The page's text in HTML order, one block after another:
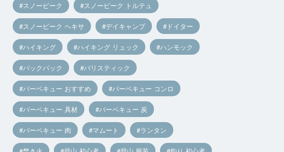
スノーピーク スノーピーク トルテュ
スノーピーク ヘキサ デイキャンプ ドイター
ハイキング ハイキング リュック ハンモック
バックパック バリスティック
バーベキュー おすすめ バーベキュー コンロ
バーベキュー 具材 バーベキュー 炭
バーベキュー 肉 マムート ランタン